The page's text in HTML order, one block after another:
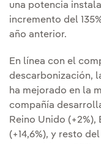
una potencia
incremento del
año anterior.
En línea con el
descarbonización,
ha mejorado en la
compañía
Reino Unido (+2%),
(+14,6%), y resto